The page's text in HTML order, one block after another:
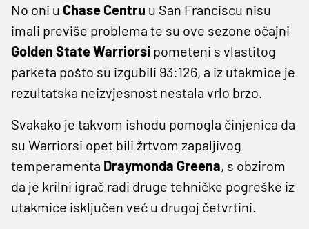
No oni u Chase Centru u San Franciscu nisu
imali previše problema te su ove sezone očajni
Golden State Warriorsi pometeni s vlastitog
parketa pošto su izgubili 93:126, a iz utakmice je
rezultatska neizvjesnost nestala vrlo brzo.
Svakako je takvom ishodu pomogla činjenica da
su Warriorsi opet bili žrtvom zapaljivog
temperamenta Draymonda Greena, s obzirom
da je krilni igrač radi druge tehničke pogreške iz
utakmice isključen već u drugoj četvrtini.